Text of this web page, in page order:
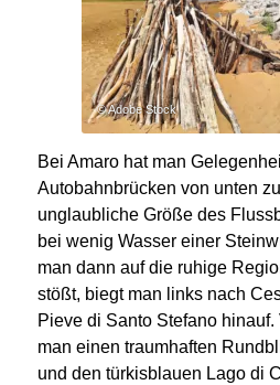
© Adobe Stock
Bei Amaro hat man
Autobahnbrücken von unten
unglaubliche Größe des
bei wenig Wasser einer
man dann auf die ruhige
stößt, biegt man links nach
Pieve di Santo Stefano
man einen traumhaften
und den türkisblauen Lago di